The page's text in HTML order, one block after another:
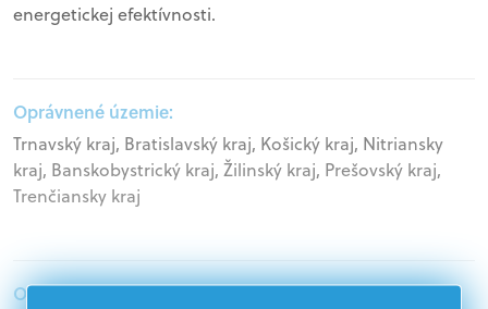
energetickej efektívnosti.
Oprávnené územie:
Trnavský kraj, Bratislavský kraj, Košický kraj, Nitriansky
kraj, Banskobystrický kraj, Žilinský kraj, Prešovský kraj,
Trenčiansky kraj
Oprávnení žiadatelia: